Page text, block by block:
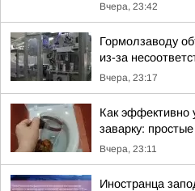
Вчера, 23:42
Гормолзаводу
из-за
Вчера, 23:17
Как эффективно
заварку:
Вчера, 23:11
Иностранца